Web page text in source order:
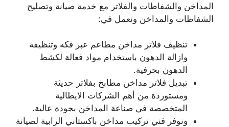
المداخن والشفاطات والفلاتر مع خدمة صيانة وتصليح
الشفاطات والمداخن ونعمل في:
تنظيف فلاتر مداخن مطاعم عبر فكه وتنظيفه
وازالة الدهون باستخدام مواد فعالة لكشط
الدهون بحرفية.
تبديل فلاتر مداخن مطابخ بفلاتر حديثة
ومستوردة من أهم الشركات الايطالية
المتخصصة في صناعة المداخن بجودة عالية.
ونوفر فني تركيب مداخن باكستاني الرابية لصيانة